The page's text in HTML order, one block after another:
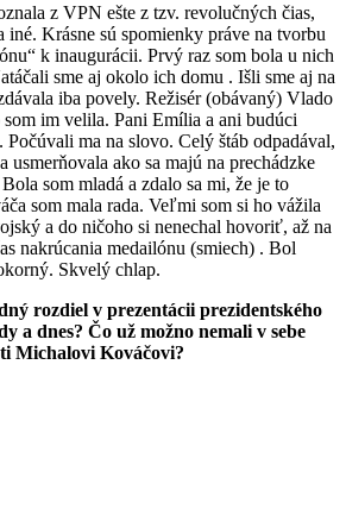
z VPN ešte z tzv. revolučných čias,
iné. Krásne sú spomienky práve na tvorbu
k inaugurácii. Prvý raz som bola u nich
sme aj okolo ich domu . Išli sme aj na
iba povely. Režisér (obávaný) Vlado
im velila. Pani Emília a ani budúci
Počúvali ma na slovo. Celý štáb odpadával,
usmerňovala ako sa majú na prechádzke
som mladá a zdalo sa mi, že je to
som mala rada. Veľmi som si ho vážila
a do ničoho si nenechal hovoriť, až na
nakrúcania medailónu (smiech) . Bol
Skvelý chlap.
rozdiel v prezentácii prezidentského
a dnes? Čo už možno nemali v sebe
Michalovi Kováčovi?